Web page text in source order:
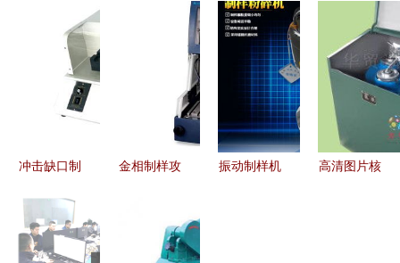
武汉矿石制
样粉碎机
煤质化验粉
碎机 _co土
智能制样机
的工作原理
与行业影响
制样仪）
HADZQK-
20型号参数
与厂家报价
指南
冲击缺口制
制样的利器
金相制样攻
试样
振动制样机
高清图片核